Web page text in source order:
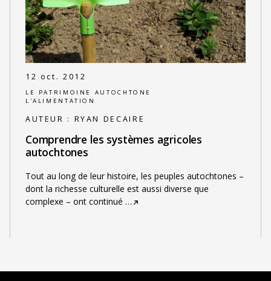
12 oct. 2012
LE PATRIMOINE AUTOCHTONE
L'ALIMENTATION
AUTEUR : RYAN DECAIRE
Comprendre les systèmes agricoles
autochtones
Tout au long de leur histoire, les peuples autochtones –
dont la richesse culturelle est aussi diverse que
complexe – ont continué …